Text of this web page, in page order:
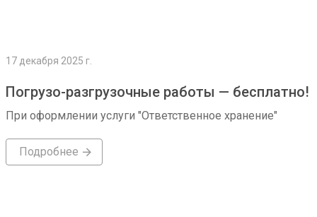
17 декабря 2025 г.
Погрузо-разгрузочные работы — бесплатно!
При оформлении услуги "Ответственное хранение"
Подробнее